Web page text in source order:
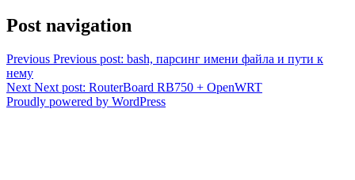
Post navigation
Previous Previous post: bash, парсинг имени файла и пути к
нему
Next Next post: RouterBoard RB750 + OpenWRT
Proudly powered by WordPress